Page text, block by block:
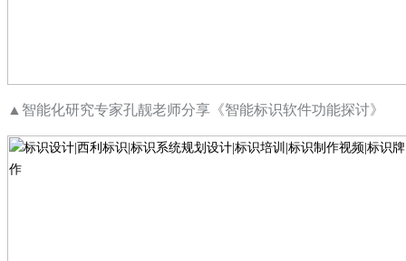
▲ 智能化研究专家孔靓老师分享《智能标识软件功能探讨》